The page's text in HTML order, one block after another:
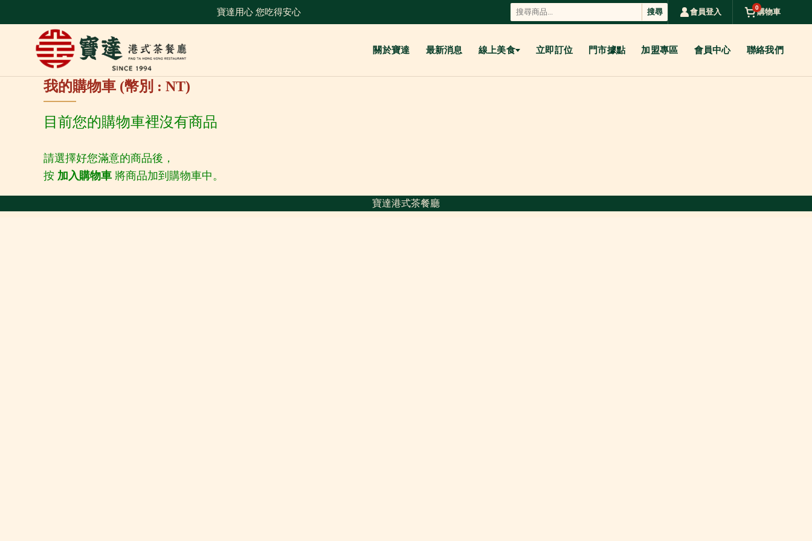
到
寶達用心 您吃得安心 搜尋 會員登入 購物車
0
關於寶達 最新消息 線上美食 立即訂位 門市據點 加盟專區 會員中心 聯絡我們
我的購物車 (幣別 : NT)
目前您的購物車裡沒有商品
請選擇好您滿意的商品後，
按 加入購物車 將商品加到購物車中。
寶達港式茶餐廳